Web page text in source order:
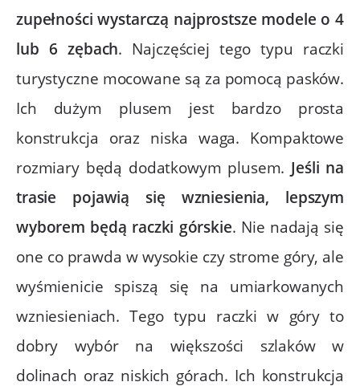
zupełności wystarczą najprostsze modele o 4
lub 6 zębach. Najczęściej tego typu raczki
turystyczne mocowane są za pomocą pasków.
Ich dużym plusem jest bardzo prosta
konstrukcja oraz niska waga. Kompaktowe
rozmiary będą dodatkowym plusem. Jeśli na
trasie pojawią się wzniesienia, lepszym
wyborem będą raczki górskie. Nie nadają się
one co prawda w wysokie czy strome góry, ale
wyśmienicie spiszą się na umiarkowanych
wzniesieniach. Tego typu raczki w góry to
dobry wybór na większości szlaków w
dolinach oraz niskich górach. Ich konstrukcja